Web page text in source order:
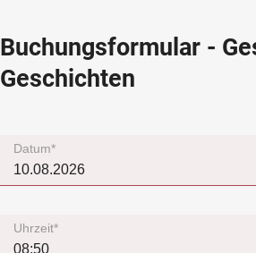
Buchungsformular -
Geschichten
Datum*
Uhrzeit*